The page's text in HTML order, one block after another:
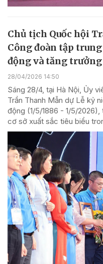
Chủ tịch Quốc hội
Công đoàn tập
động và tăng
28/04/2026 14:50
Sáng 28/4, tại Hà Nội, Ủy
Trần Thanh Mẫn dự Lễ kỷ
động (1/5/1886 - 1/5/
cơ sở xuất sắc tiêu biểu